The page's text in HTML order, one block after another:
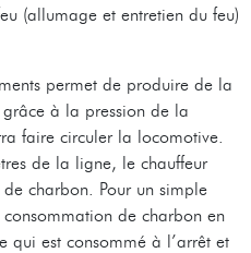
(allumage et entretien du feu)
permet de produire de la
à la pression de la
faire circuler la locomotive.
de la ligne, le chauffeur
charbon. Pour un simple
de charbon en
qui est consommé à l’arrêt et